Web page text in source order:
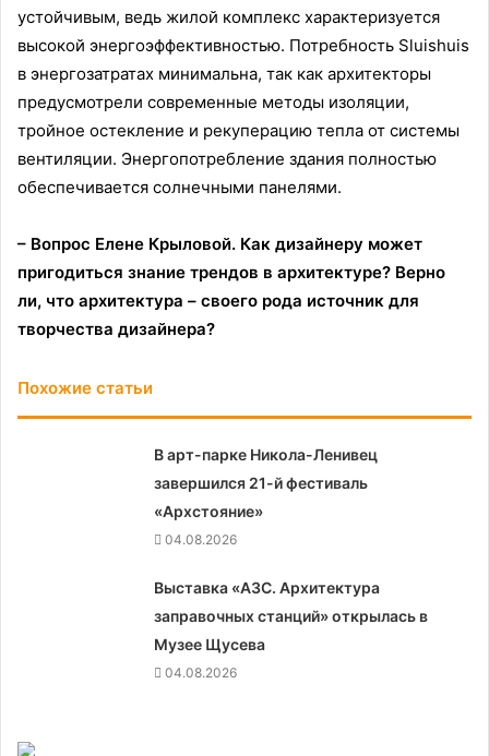
устойчивым, ведь жилой комплекс характеризуется
высокой энергоэффективностью. Потребность Sluishuis
в энергозатратах минимальна, так как архитекторы
предусмотрели современные методы изоляции,
тройное остекление и рекуперацию тепла от системы
вентиляции. Энергопотребление здания полностью
обеспечивается солнечными панелями.
– Вопрос Елене Крыловой. Как дизайнеру может
пригодиться знание трендов в архитектуре? Верно
ли, что архитектура – своего рода источник для
творчества дизайнера?
Похожие статьи
В арт-парке Никола-Ленивец
завершился 21-й фестиваль
«Архстояние»
04.08.2026
Выставка «АЗС. Архитектура
заправочных станций» открылась в
Музее Щусева
04.08.2026